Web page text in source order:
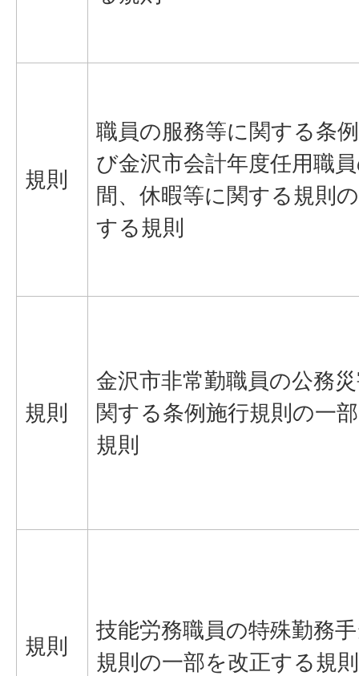
規則
職員の服務等に関する条
び金沢市会計年度任用職
間、休暇等に関する規則
する規則
規則
金沢市非常勤職員の公務
関する条例施行規則の一
規則
規則
技能労務職員の特殊勤務
規則の一部を改正する規則